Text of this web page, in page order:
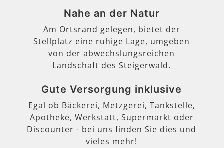
Nahe an der Natur
Am Ortsrand gelegen, bietet der
Stellplatz eine ruhige Lage, umgeben
von der abwechslungsreichen
Landschaft des Steigerwald.
Gute Versorgung inklusive
Egal ob Bäckerei, Metzgerei, Tankstelle,
Apotheke, Werkstatt, Supermarkt oder
Discounter - bei uns finden Sie dies und
vieles mehr!